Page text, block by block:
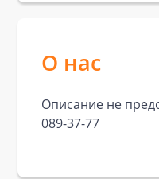
О нас
Описание не
089-37-77